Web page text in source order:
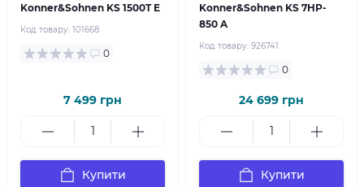
Konner&Sohnen KS 1500T E
Код товару: 101668
0
7 499 грн
Купити
Konner&Sohnen KS 7HP-
850 A
Код товару: 926741
0
24 699 грн
Купити